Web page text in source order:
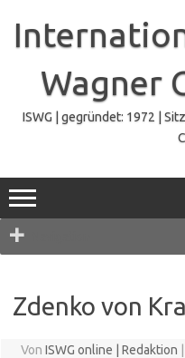
springen
Wagner
ISWG | gegründet: 1972 |
Zdenko von
Von ISWG online | Redaktion